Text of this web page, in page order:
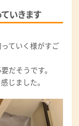
いきます
ていく様がすご
だそうです。
じました。